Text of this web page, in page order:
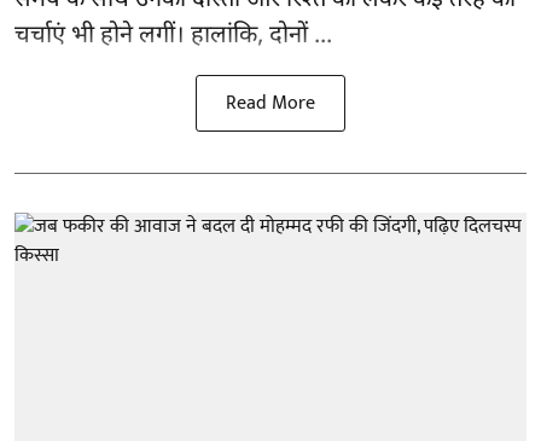
चर्चाएं भी होने लगीं। हालांकि, दोनों ...
Read More